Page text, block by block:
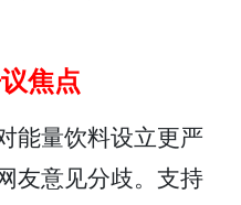
焦点
能量饮料设立更严
友意见分歧。支持